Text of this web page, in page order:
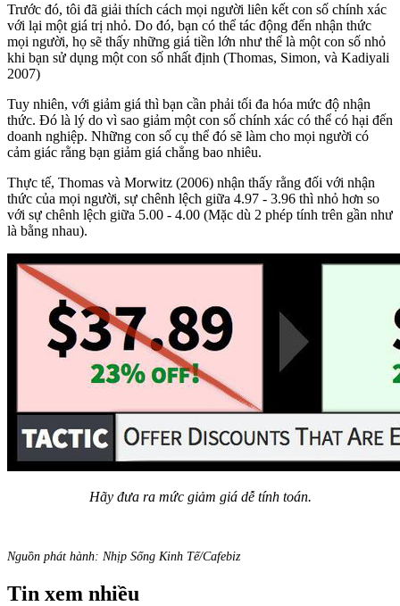
Trước đó, tôi đã giải thích cách mọi người liên kết con số chính xác
với lại một giá trị nhỏ. Do đó, bạn có thể tác động đến nhận thức
mọi người, họ sẽ thấy những giá tiền lớn như thể là một con số nhỏ
khi bạn sử dụng một con số nhất định (Thomas, Simon, và Kadiyali
2007)
Tuy nhiên, với giảm giá thì bạn cần phải tối đa hóa mức độ nhận
thức. Đó là lý do vì sao giảm một con số chính xác có thể có hại đến
doanh nghiệp. Những con số cụ thể đó sẽ làm cho mọi người có
cảm giác rằng bạn giảm giá chẳng bao nhiêu.
Thực tế, Thomas và Morwitz (2006) nhận thấy rằng đối với nhận
thức của mọi người, sự chênh lệch giữa 4.97 - 3.96 thì nhỏ hơn so
với sự chênh lệch giữa 5.00 - 4.00 (Mặc dù 2 phép tính trên gần như
là bằng nhau).
Hãy đưa ra mức giảm giá dễ tính toán.
Nguồn phát hành: Nhịp Sống Kinh Tế/Cafebiz
Tin xem nhiều